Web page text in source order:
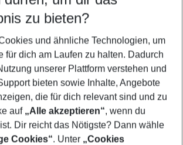
5-8 Nächte
Keine Kinder
Mehr Filter anzeigen
zu bieten?
und ähnliche Technologien, um
für dich am Laufen zu halten. Dadurch
unserer Plattform verstehen und
bieten sowie Inhalte, Angebote
die für dich relevant sind und zu
auf „Alle akzeptieren“, wenn du
Dir reicht das Nötigste? Dann wähle
Cookies“. Unter „Cookies